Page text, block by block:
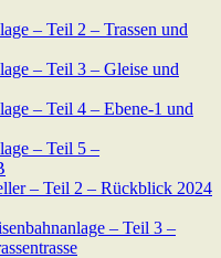
– Teil 2 – Trassen und
– Teil 3 – Gleise und
– Teil 4 – Ebene-1 und
– Teil 5 –
– Teil 2 – Rückblick 2024
– Teil 3 –